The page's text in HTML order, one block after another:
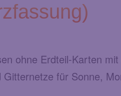
ohne Erdteil-Karten
für Sonne,